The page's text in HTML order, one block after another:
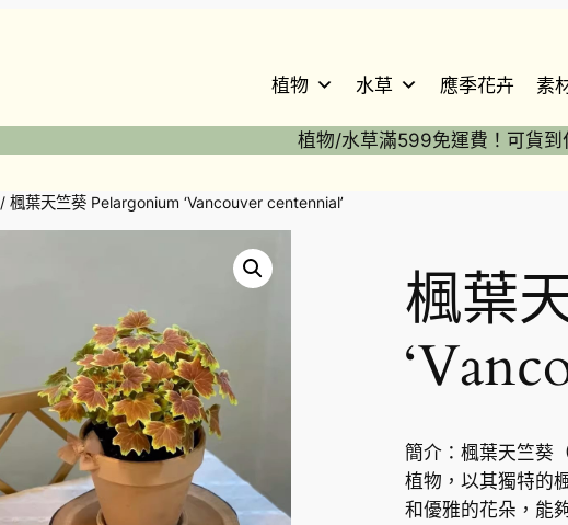
植物 水草 應季花卉 素
植物/水草滿599免運費！可貨到
/ 楓葉天竺葵 Pelargonium ‘Vancouver centennial’
楓葉
簡介：楓葉天竺葵
植物，以其獨特的
和優雅的花朵，能